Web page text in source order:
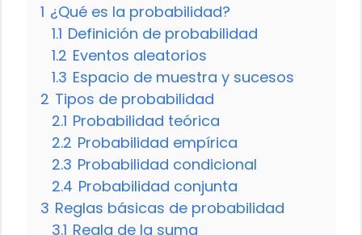
1 ¿Qué es la probabilidad?
1.1 Definición de probabilidad
1.2 Eventos aleatorios
1.3 Espacio de muestra y sucesos
2 Tipos de probabilidad
2.1 Probabilidad teórica
2.2 Probabilidad empírica
2.3 Probabilidad condicional
2.4 Probabilidad conjunta
3 Reglas básicas de probabilidad
3.1 Regla de la suma